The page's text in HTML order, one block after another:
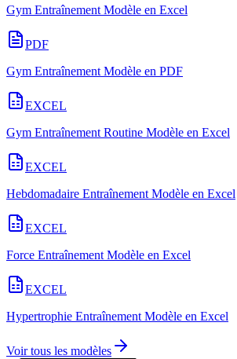
Gym Entraînement Modèle en Excel
PDF
Gym Entraînement Modèle en PDF
EXCEL
Gym Entraînement Routine Modèle en Excel
EXCEL
Hebdomadaire Entraînement Modèle en Excel
EXCEL
Force Entraînement Modèle en Excel
EXCEL
Hypertrophie Entraînement Modèle en Excel
Voir tous les modèles